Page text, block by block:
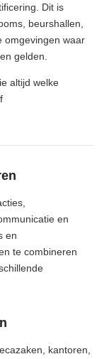
Dit is
beurshallen,
omgevingen waar
gelden.
altijd welke
en
en
te combineren
kantoren,